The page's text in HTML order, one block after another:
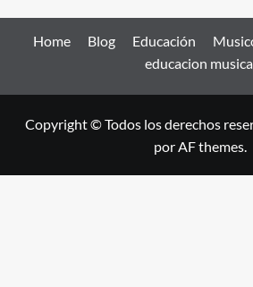
Home Blog Educación
educacion
Copyright © Todos los derechos
por AF themes.